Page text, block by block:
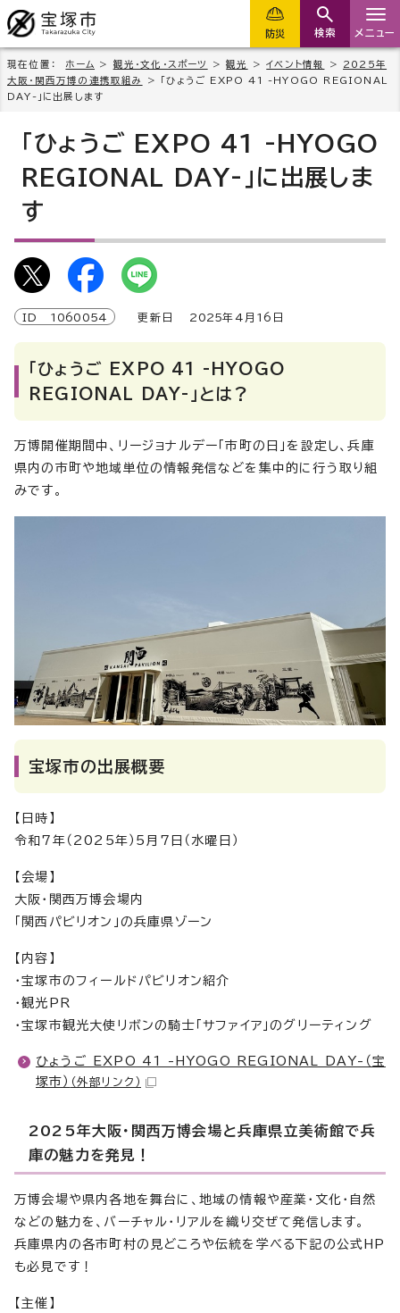
防災 検索 メニュー
現在位置： ホーム > 観光・文化・スポーツ >観光 >イベント情報 > 2025年
大阪・関西万博の連携取組み
> 「ひょうご EXPO 41 -HYOGO REGIONAL
DAY-」に出展します
「ひょうご EXPO 41 -HYOGO
REGIONAL DAY-」に出展しま
す
ID 1060054 更新日 2025年4月 16 日
「ひょうご EXPO 41 -HYOGO
REGIONAL DAY-」とは？
万博開催期間中、リージョナルデー「市町の日」を設定し、兵庫
県内の市町や地域単位の情報発信などを集中的に行う取り組
みです。
宝塚市の出展概要
【日時】
令和7年（2025年）5月7日（水曜日）
【会場】
大阪・関西万博会場内
「関西パビリオン」の兵庫県ゾーン
【内容】
・宝塚市のフィールドパビリオン紹介
・観光PR
・宝塚市観光大使リボンの騎士「サファイア」のグリーティング
ひょうご EXPO 41 -HYOGO REGIONAL DAY-（宝
塚市） （外部リンク）
2025年大阪・関西万博会場と兵庫県立美術館で兵
庫の魅力を発見！
万博会場や県内各地を舞台に、地域の情報や産業・文化・自然
などの魅力を、バーチャル・リアルを織り交ぜて発信します。
兵庫県内の各市町村の見どころや伝統を学べる下記の公式HP
も必見です！
【主催】